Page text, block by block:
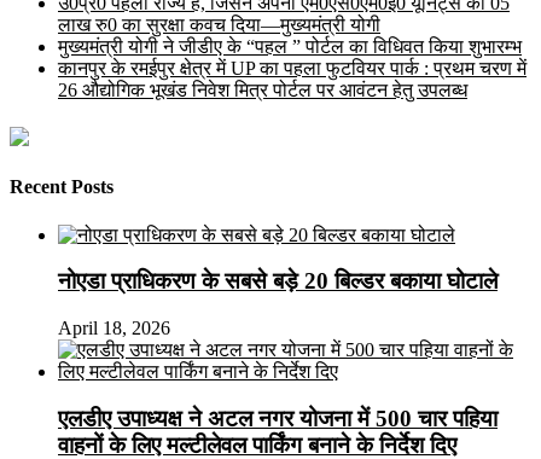
लाख रु0 का सुरक्षा कवच दिया—मुख्यमंत्री योगी
मुख्यमंत्री योगी ने जीडीए के “पहल ” पोर्टल का विधिवत किया शुभारम्भ
कानपुर के रमईपुर क्षेत्र में UP का पहला फुटवियर पार्क : प्रथम चरण में
26 औद्योगिक भूखंड निवेश मित्र पोर्टल पर आवंटन हेतु उपलब्ध
Recent Posts
नोएडा प्राधिकरण के सबसे बड़े 20 बिल्डर बकाया घोटाले
April 18, 2026
एलडीए उपाध्यक्ष ने अटल नगर योजना में 500 चार पहिया
वाहनों के लिए मल्टीलेवल पार्किंग बनाने के निर्देश दिए